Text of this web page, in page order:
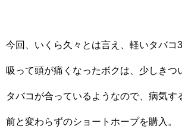
今回、いくら久々とは言え、軽いタバコ
吸って頭が痛くなったボクは、少しきつ
タバコが合っているようなので、病気す
前と変わらずのショートホープを購入。